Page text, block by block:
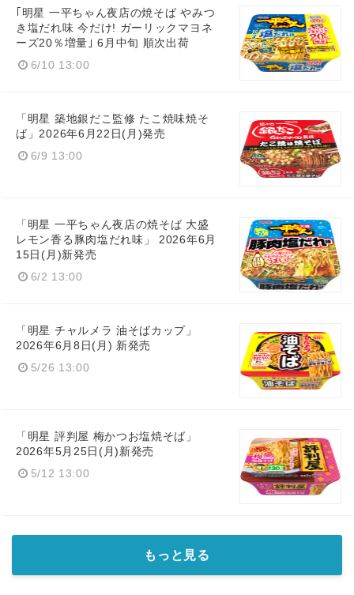
｢明星 一平ちゃん夜店の焼そば やみつ
き塩だれ味 今だけ! ガーリックマヨネ
ーズ20％増量｣ 6月中旬 順次出荷
6/10 13:00
「明星 築地銀だこ監修 たこ焼味焼そ
ば」2026年6月22日(月)発売
6/9 13:00
「明星 一平ちゃん夜店の焼そば 大盛
レモン香る豚肉塩だれ味」 2026年6月
15日(月)新発売
6/2 13:00
「明星 チャルメラ 油そばカップ​」
2026年6月8日(月) 新発売
5/26 13:00
「明星 評判屋 梅かつお塩焼そば​」
2026年5月25日(月)新発売
5/12 13:00
もっと見る